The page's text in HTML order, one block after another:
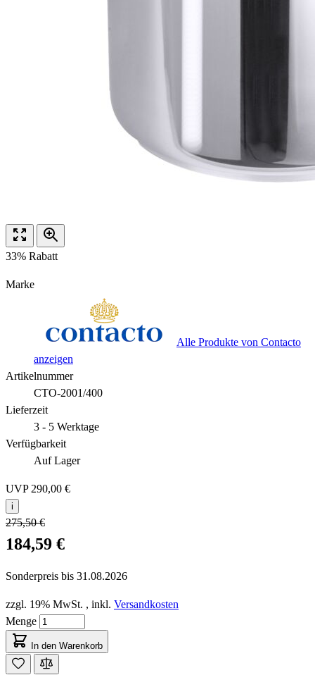
33% Rabatt
Marke
Alle Produkte von Contacto
anzeigen
Artikelnummer
CTO-2001/400
Lieferzeit
3 - 5 Werktage
Verfügbarkeit
Auf Lager
UVP 290,00 €
i
275,50 €
184,59 €
Sonderpreis bis 31.08.2026
zzgl. 19% MwSt. , inkl. Versandkosten
Menge
In den Warenkorb